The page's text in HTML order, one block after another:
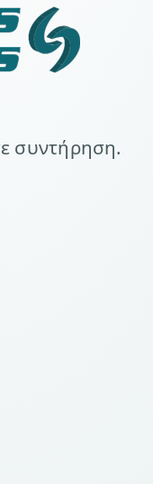
συντήρηση.